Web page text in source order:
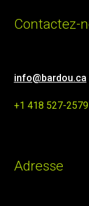
Contactez-
info@bardou.ca
+1 418 527-2579
Adresse